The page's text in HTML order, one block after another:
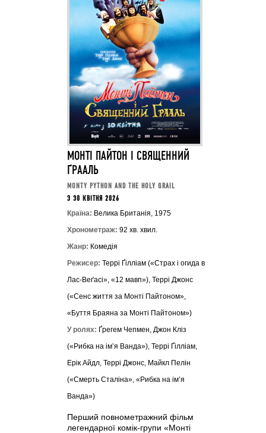
МОНТІ ПАЙТОН І СВЯЩЕННИЙ
ҐРААЛЬ
MONTY PYTHON AND THE HOLY GRAIL
З 30 КВІТНЯ 2026
Країна: Велика Британія, 1975
Хронометраж: 92 хв. хвил.
Жанр: Комедія
Режисер: Террі Ґілліам («Страх і огида в
Лас-Веґасі», «12 мавп»), Террі Джонс
(«Сенс життя за Монті Пайтоном»,
«Буття Браяна за Монті Пайтоном»)
У ролях: Ґрегем Чепмен, Джон Кліз
(«Рибка на ім’я Ванда»), Террі Ґілліам,
Ерік Айдл, Террі Джонс, Майкл Пелін
(«Смерть Сталіна», «Рибка на ім’я
Ванда»)
Перший повнометражний фільм
легендарної комік-групи «Монті